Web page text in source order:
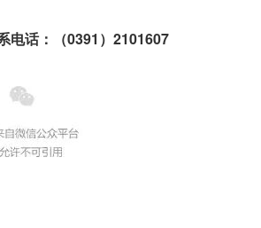
电话：（0391）2101607